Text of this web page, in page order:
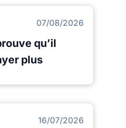
07/08/2026
qu’il
plus
16/07/2026